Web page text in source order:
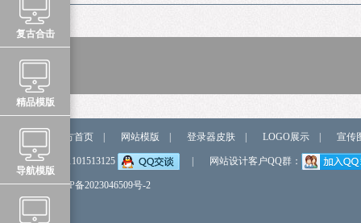
官方首页 网站模版 登录器皮肤 LOGO展示 宣传
弹我QQ QQ:1101513125 网站设计客户QQ群：
备 案 号 鲁ICP备2023046509号-2
复古合击
精品模版
导航模版